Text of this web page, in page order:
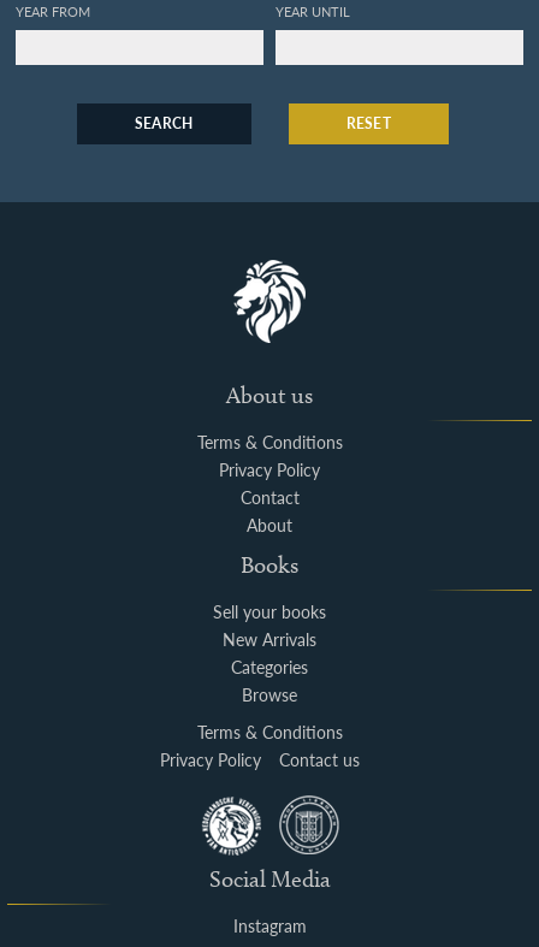
YEAR FROM YEAR UNTIL
SEARCH RESET
About us
Terms & Conditions
Privacy Policy
Contact
About
Books
Sell your books
New Arrivals
Categories
Browse
Terms & Conditions
Privacy Policy
Contact us
Social Media
Instagram